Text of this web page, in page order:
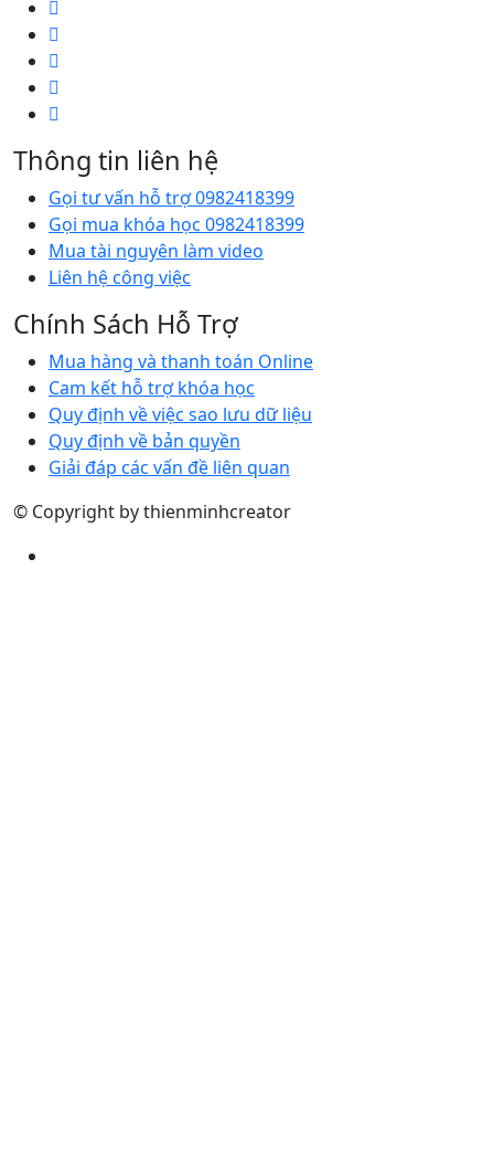
Thông tin liên hệ
Gọi tư vấn hỗ trợ 0982418399
Gọi mua khóa học 0982418399
Mua tài nguyên làm video
Liên hệ công việc
Chính Sách Hỗ Trợ
Mua hàng và thanh toán Online
Cam kết hỗ trợ khóa học
Quy định về việc sao lưu dữ liệu
Quy định về bản quyền
Giải đáp các vấn đề liên quan
© Copyright by thienminhcreator